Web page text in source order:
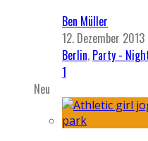
Ben Müller
12. Dezember 2013
Berlin, Party -
1
Neu